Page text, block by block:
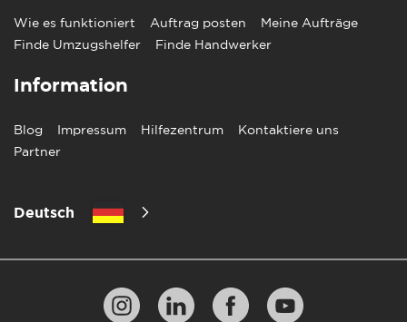
Wie es funktioniert Auftrag posten
Meine Aufträge
Finde Umzugshelfer
Finde Handwerker
Information
Blog Impressum Hilfezentrum
Kontaktiere uns
Partner
Deutsch